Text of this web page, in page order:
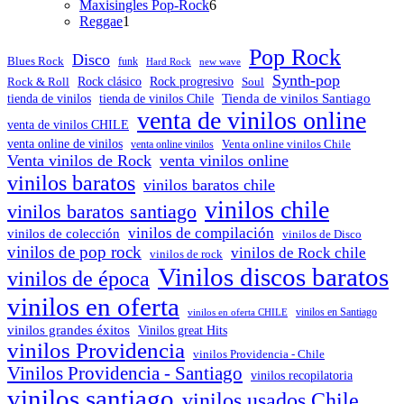
producto
Maxisingles Pop-Rock66
Reggae1
Blues Rock Disco funk Hard Rock new wave Pop Rock
Rock & Roll Rock clásico Rock progresivo Soul Synth-pop
tienda de vinilos tienda de vinilos Chile Tienda de vinilos Santiago
venta de vinilos CHILE venta de vinilos online
venta online de vinilos venta online vinilos Venta online vinilos Chile
Venta vinilos de Rock venta vinilos online
vinilos baratos vinilos baratos chile
vinilos baratos santiago vinilos chile
vinilos de colección vinilos de compilación vinilos de Disco
vinilos de pop rock vinilos de rock vinilos de Rock chile
vinilos de época Vinilos discos baratos
vinilos en oferta
vinilos en oferta CHILE vinilos en Santiago
vinilos grandes éxitos Vinilos great Hits
vinilos Providencia vinilos Providencia - Chile
Vinilos Providencia - Santiago vinilos recopilatoria